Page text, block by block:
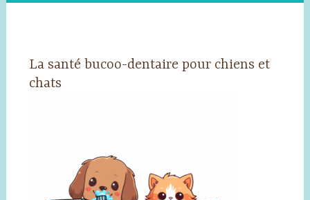
La santé bucoo-dentaire pour chiens et
chats